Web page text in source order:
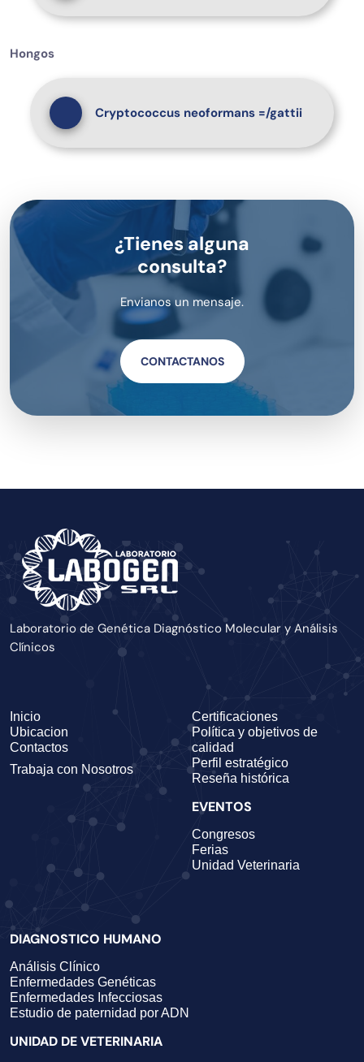
¿Tienes alguna
consulta?
Envianos un mensaje.
CONTACTANOS
Hongos
Cryptococcus neoformans =/gattii
Laboratorio de Genética Diagnóstico Molecular y Análisis
Clínicos
Inicio
Ubicacion
Contactos
Trabaja con Nosotros
Certificaciones
Política y objetivos de
calidad
Perfil estratégico
Reseña histórica
EVENTOS
Congresos
Ferias
Unidad Veterinaria
DIAGNOSTICO HUMANO
Análisis Clínico
Enfermedades Genéticas
Enfermedades Infecciosas
Estudio de paternidad por ADN
UNIDAD DE VETERINARIA